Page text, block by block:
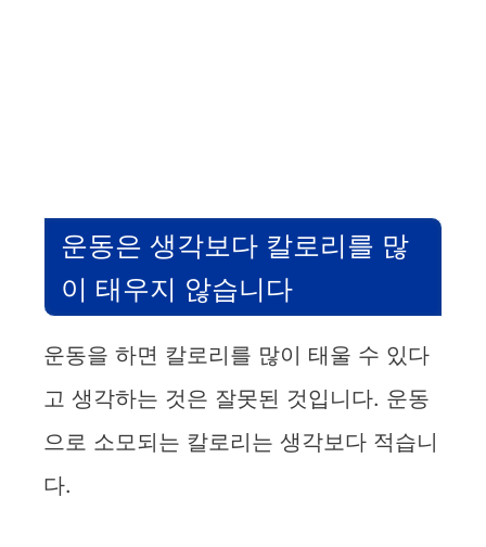
운동은 생각보다 칼로리를 많
이 태우지 않습니다
운동을 하면 칼로리를 많이 태울 수 있다
고 생각하는 것은 잘못된 것입니다. 운동
으로 소모되는 칼로리는 생각보다 적습니
다.